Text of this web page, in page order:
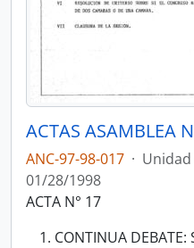
ANC-97-98-017 ·
01/28/1998
ACTA N° 17
CONTINUA DEBATE: